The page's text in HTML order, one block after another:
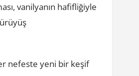
vanilyanın hafifliğiyle
nefeste yeni bir keşif